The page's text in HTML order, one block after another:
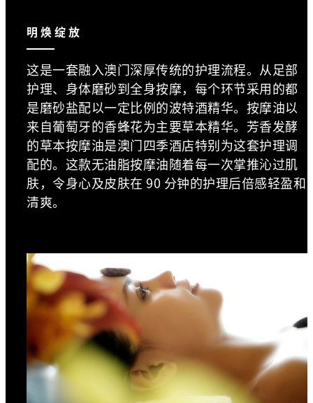
明焕绽放
这是一套融入澳门深厚传统的护理流程。从足部
护理、身体磨砂到全身按摩，每个环节采用的都
是磨砂盐配以一定比例的波特酒精华。按摩油以
来自葡萄牙的香蜂花为主要草本精华。芳香发酵
的草本按摩油是澳门四季酒店特别为这套护理调
配的。这款无油脂按摩油随着每一次掌推沁过肌
肤，令身心及皮肤在 90 分钟的护理后倍感轻盈和
清爽。